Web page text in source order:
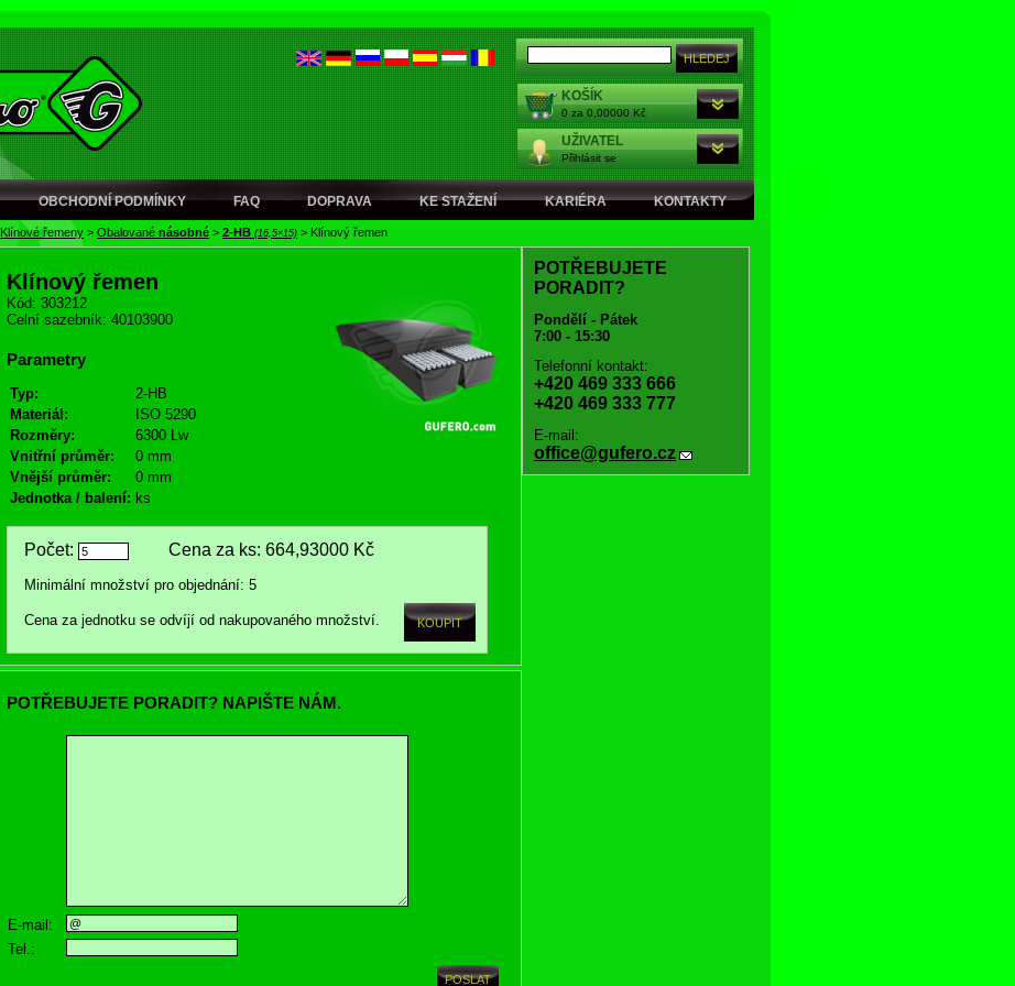
KOŠÍK
0 za 0,00000 Kč
UŽIVATEL
Přihlásit se
OBCHODNÍ PODMÍNKY FAQ DOPRAVA KE STAŽENÍ KARIÉRA KONTAKTY
Klínové řemeny > Obalované násobné > 2-HB (16,5×15) > Klínový řemen
Klínový řemen
Kód: 303212
Celní sazebník: 40103900
Parametry
Typ:
2-HB
Materiál:
ISO 5290
Rozměry:
6300 Lw
Vnitřní průměr:
0 mm
Vnější průměr:
0 mm
Jednotka / balení: ks
Počet: Cena za ks: 664,93000 Kč
Minimální množství pro objednání: 5
Cena za jednotku se odvíjí od nakupovaného množství.
POTŘEBUJETE PORADIT? NAPIŠTE NÁM.
E-mail:
Tel.:
POTŘEBUJETE
PORADIT?
Pondělí - Pátek
7:00 - 15:30
Telefonní kontakt:
+420 469 333 666
+420 469 333 777
E-mail:
office@gufero.cz